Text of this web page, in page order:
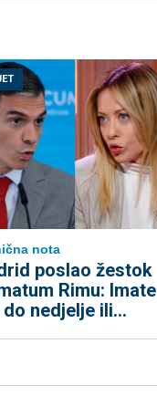
nota
poslao žestok
Rimu: Imate
nedjelje ili…